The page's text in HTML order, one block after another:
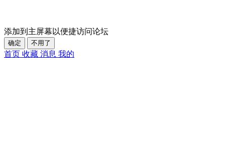
添加到主屏幕以便捷访问论坛
确定 不用了
首页 收藏 消息 我的